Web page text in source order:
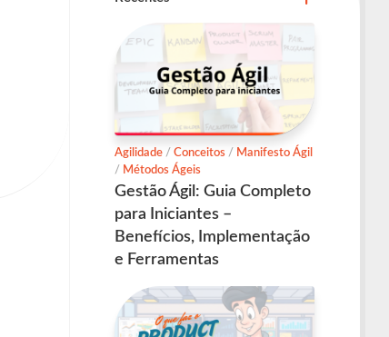
Agilidade / Conceitos / Manifesto Ágil
/ Métodos Ágeis
Gestão Ágil: Guia Completo
para Iniciantes –
Benefícios, Implementação
e Ferramentas